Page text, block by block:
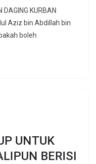
DAGING KURBAN
Aziz bin Abdillah bin
boleh
UNTUK
BERISI